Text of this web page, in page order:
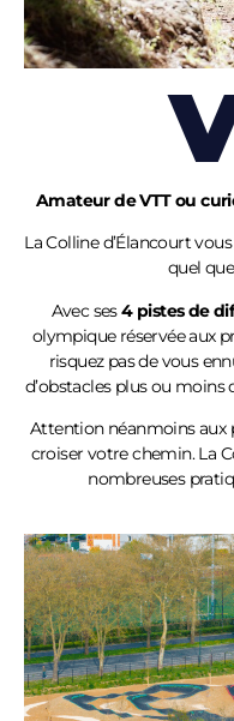
Amateur de VTT ou
La Collined’Élancourt
quel
Avec ses4 pistes de
olympique réservée aux
risquez pas de vous
d’obstacles plus ou
Attention néanmoins aux
croiser votre chemin. La
nombreuses